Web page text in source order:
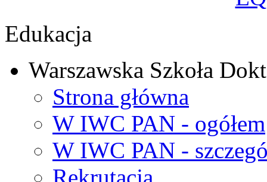
Edukacja
Warszawska Szkoła
Strona główna
W IWC PAN - ogółem
W IWC PAN -
Rekrutacja